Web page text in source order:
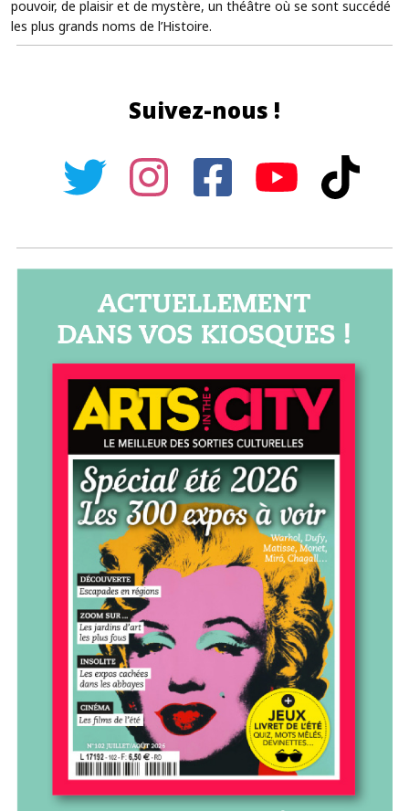
pouvoir, de plaisir et de mystère, un théâtre où se sont succédé
les plus grands noms de l’Histoire.
Suivez-nous !